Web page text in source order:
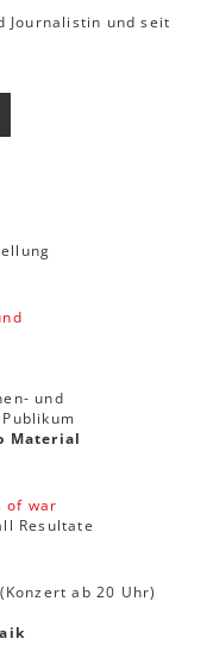
Journalistin und seit
und
Material
of war
Resultate
(Konzert ab 20 Uhr)